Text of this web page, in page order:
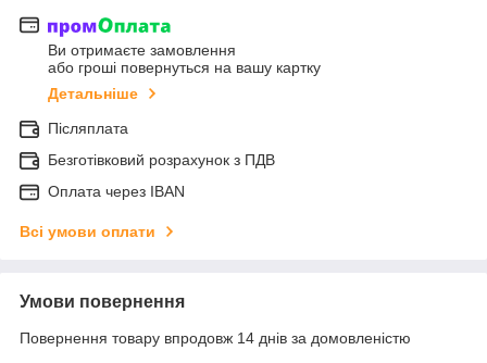
Ви отримаєте замовлення
або гроші повернуться на вашу картку
Детальніше
Післяплата
Безготівковий розрахунок з ПДВ
Оплата через IBAN
Всі умови оплати
Умови повернення
Повернення товару впродовж 14 днів за домовленістю